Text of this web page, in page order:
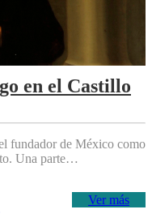
en el Castillo
fundador de México como
Una parte…
Ver más